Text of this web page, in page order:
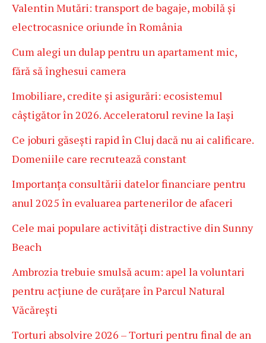
Valentin Mutări: transport de bagaje, mobilă și
electrocasnice oriunde în România
Cum alegi un dulap pentru un apartament mic,
fără să înghesui camera
Imobiliare, credite și asigurări: ecosistemul
câștigător în 2026. Acceleratorul revine la Iași
Ce joburi găsești rapid în Cluj dacă nu ai calificare.
Domeniile care recrutează constant
Importanța consultării datelor financiare pentru
anul 2025 în evaluarea partenerilor de afaceri
Cele mai populare activități distractive din Sunny
Beach
Ambrozia trebuie smulsă acum: apel la voluntari
pentru acțiune de curățare în Parcul Natural
Văcărești
Torturi absolvire 2026 – Torturi pentru final de an